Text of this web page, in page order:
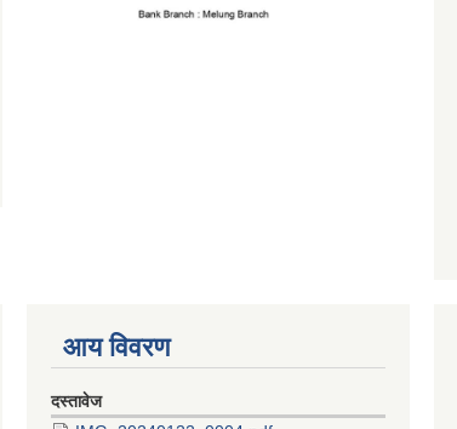
आय विवरण
दस्तावेज